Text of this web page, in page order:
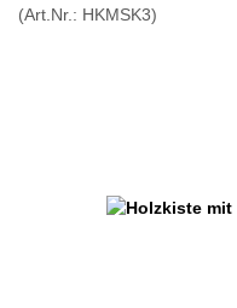
(Art.Nr.: HKMSK3)